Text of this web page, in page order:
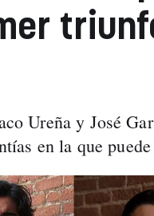
Ureña y José
en la que